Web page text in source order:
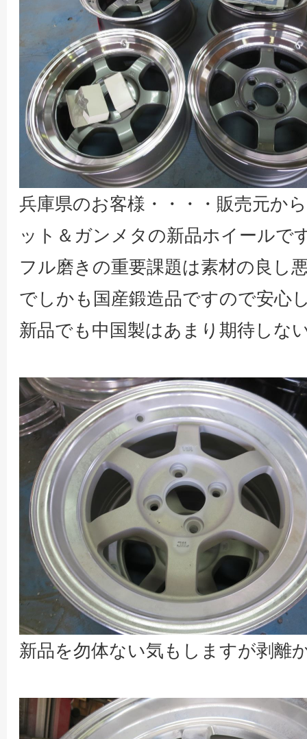
兵庫県のお客様・・・・販売元か
ット＆ガンメタの新品ホイールで
フル磨きの重要課題は素材の良し
でしかも国産鍛造品ですので安心
新品でも中国製はあまり期待しな
新品を勿体ない気もしますが剥離